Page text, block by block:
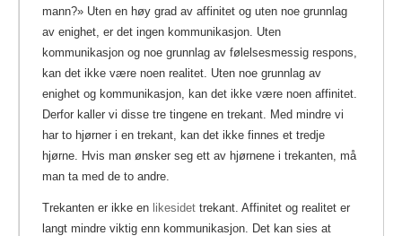
mann?» Uten en høy grad av affinitet og uten noe grunnlag
av enighet, er det ingen kommunikasjon. Uten
kommunikasjon og noe grunnlag av følelsesmessig respons,
kan det ikke være noen realitet. Uten noe grunnlag av
enighet og kommunikasjon, kan det ikke være noen affinitet.
Derfor kaller vi disse tre tingene en trekant. Med mindre vi
har to hjørner i en trekant, kan det ikke finnes et tredje
hjørne. Hvis man ønsker seg ett av hjørnene i trekanten, må
man ta med de to andre.
Trekanten er ikke en likesidet trekant. Affinitet og realitet er
langt mindre viktig enn kommunikasjon. Det kan sies at